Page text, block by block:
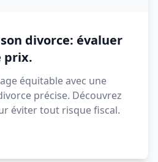
divorce: évaluer
prix.
équitable avec une
précise. Découvrez
éviter tout risque fiscal.